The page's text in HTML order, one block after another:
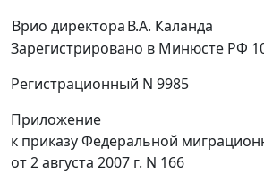
Врио директораВ.А. Каланда
Зарегистрировано в Минюсте РФ 10
Регистрационный N 9985
Приложение
к приказу Федеральной
от 2 августа 2007 г. N 166